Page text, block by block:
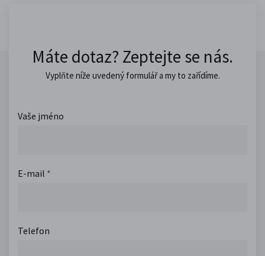
Máte dotaz? Zeptejte se nás.
Vyplňte níže uvedený formulář a my to zařídíme.
Vaše jméno
E-mail *
Telefon